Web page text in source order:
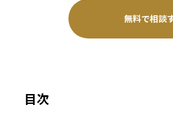
無料で相談
目次